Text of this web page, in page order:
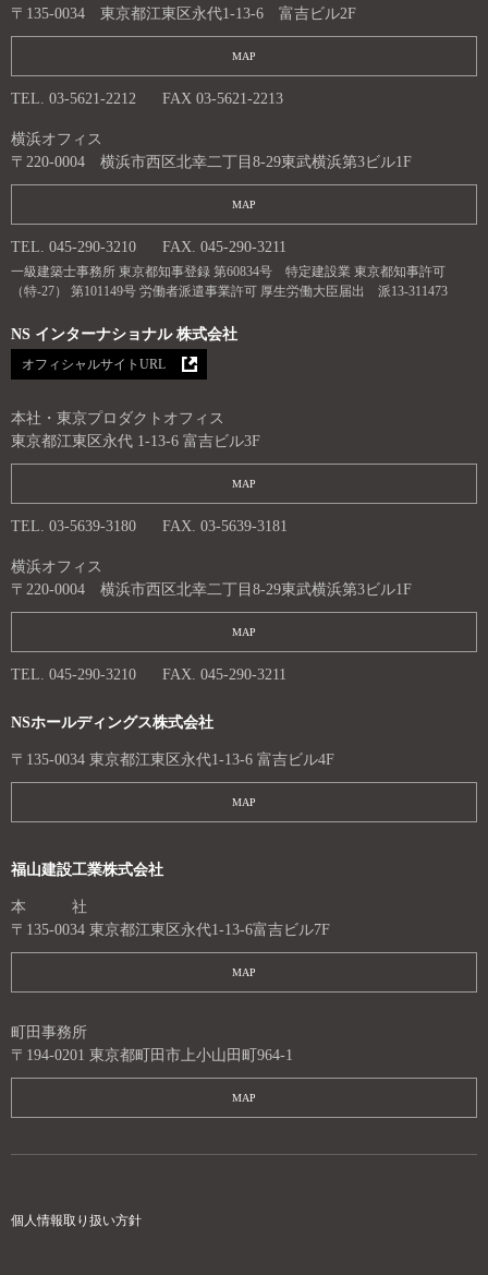
〒135-0034 東京都江東区永代1-13-6 富吉ビル2F
MAP
TEL. 03-5621-2212 FAX 03-5621-2213
横浜オフィス
〒220-0004 横浜市西区北幸二丁目8-29東武横浜第3ビル1F
MAP
TEL. 045-290-3210 FAX. 045-290-3211
一級建築士事務所 東京都知事登録 第60834号 特定建設業 東京都知事許可
（特-27） 第101149号 労働者派遣事業許可 厚生労働大臣届出 派13-311473
NS インターナショナル 株式会社
オフィシャルサイトURL
本社・東京プロダクトオフィス
東京都江東区永代 1-13-6 富吉ビル3F
MAP
TEL. 03-5639-3180 FAX. 03-5639-3181
横浜オフィス
〒220-0004 横浜市西区北幸二丁目8-29東武横浜第3ビル1F
MAP
TEL. 045-290-3210 FAX. 045-290-3211
NSホールディングス株式会社
〒135-0034 東京都江東区永代1-13-6 富吉ビル4F
MAP
福山建設工業株式会社
本 社
〒135-0034 東京都江東区永代1-13-6富吉ビル7F
MAP
町田事務所
〒194-0201 東京都町田市上小山田町964-1
MAP
個人情報取り扱い方針